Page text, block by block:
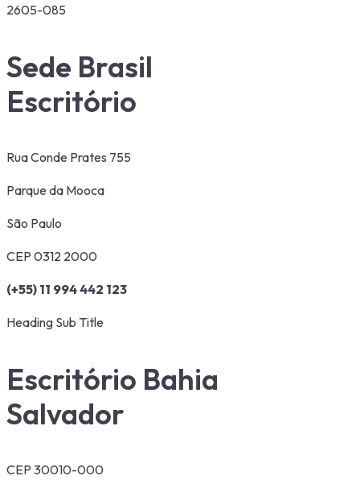
2605-085
Sede Brasil
Escritório
Rua Conde Prates 755
Parque da Mooca
São Paulo
CEP 0312 2000
(+55) 11 994 442 123
Heading Sub Title
Escritório Bahia
Salvador
CEP 30010-000